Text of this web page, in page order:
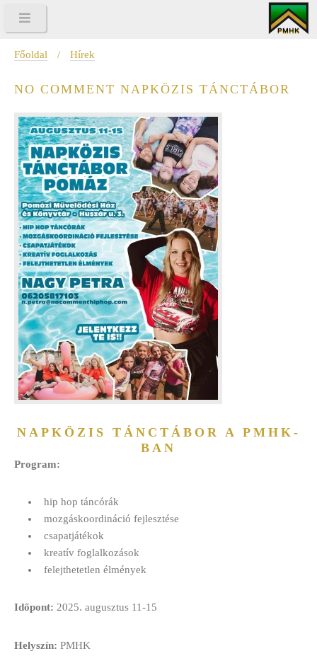
Főoldal / Hírek
NO COMMENT NAPKÖZIS TÁNCTÁBOR
NAPKÖZIS TÁNCTÁBOR A PMHK-
BAN
Program:
hip hop táncórák
mozgáskoordináció fejlesztése
csapatjátékok
kreatív foglalkozások
felejthetetlen élmények
Időpont: 2025. augusztus 11-15
Helyszín: PMHK